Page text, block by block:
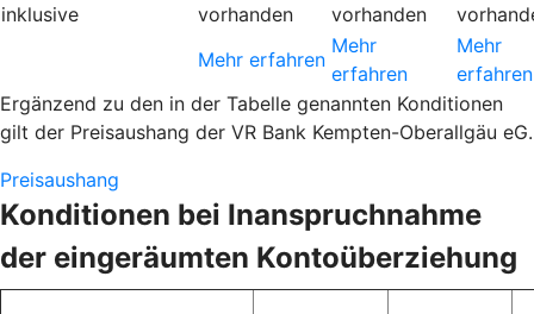
inklusive
vorhanden
vorhanden
Mehr erfahren
Mehr
erfahren
Mehr
erfahren
Ergänzend zu den in der Tabelle genannten Konditionen
gilt der Preisaushang der VR Bank Kempten-Oberallgäu eG.
Preisaushang
Konditionen bei Inanspruchnahme
der eingeräumten Kontoüberziehung